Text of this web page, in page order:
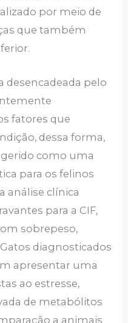
por meio de
que também
desencadeada pelo
fatores que
dessa forma,
como uma
para os felinos
análise clínica
para a CIF,
sobrepeso,
diagnosticados
apresentar uma
ao estresse,
de metabólitos
a animais